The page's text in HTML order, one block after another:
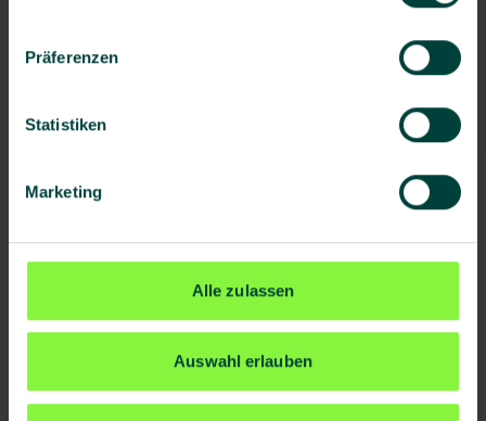
Präferenzen
Statistiken
Marketing
Alle zulassen
Auswahl erlauben